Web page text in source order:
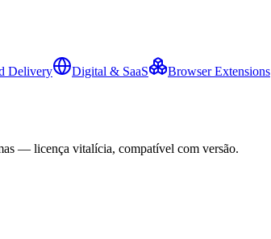
Delivery Digital & SaaS Browser Extensions
— licença vitalícia, compatível com versão.